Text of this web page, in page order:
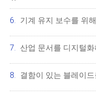
기계 유지 보수를 위
산업 문서를 디지털
결함이 있는 블레이